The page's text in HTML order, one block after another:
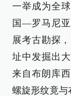
一举成为全
国—罗马尼
展考古勘探
址中发掘出
来自布朗库
螺旋形纹竟与